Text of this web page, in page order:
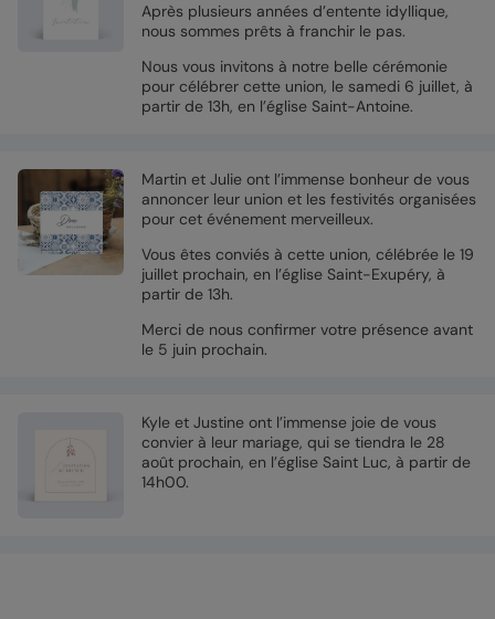
Après plusieurs années d’entente idyllique,
nous sommes prêts à franchir le pas.
Nous vous invitons à notre belle cérémonie
pour célébrer cette union, le samedi 6 juillet, à
partir de 13h, en l’église Saint-Antoine.
Martin et Julie ont l’immense bonheur de vous
annoncer leur union et les festivités organisées
pour cet événement merveilleux.
Vous êtes conviés à cette union, célébrée le 19
juillet prochain, en l’église Saint-Exupéry, à
partir de 13h.
Merci de nous confirmer votre présence avant
le 5 juin prochain.
Kyle et Justine ont l’immense joie de vous
convier à leur mariage, qui se tiendra le 28
août prochain, en l’église Saint Luc, à partir de
14h00.